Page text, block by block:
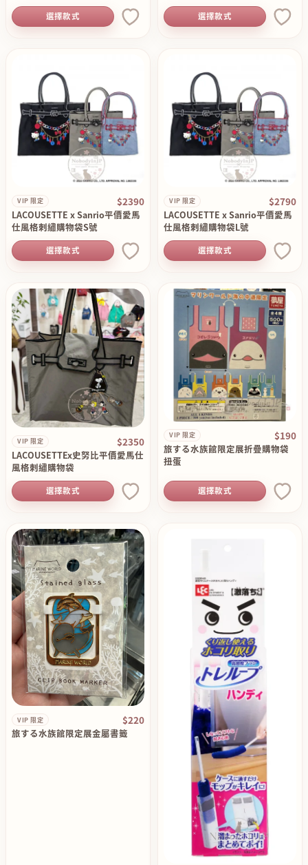
選擇款式 選擇款式
VIP 限定 $2390
LACOUSETTE x Sanrio平價愛馬
仕風格刺繡購物袋S號
選擇款式
VIP 限定 $2790
LACOUSETTE x Sanrio平價愛馬
仕風格刺繡購物袋L號
選擇款式
VIP 限定 $2350
LACOUSETTEx史努比平價愛馬仕
風格刺繡購物袋
選擇款式
VIP 限定 $190
旅する水族館限定展折疊購物袋
扭蛋
選擇款式
VIP 限定 $220
旅する水族館限定展金屬書籤